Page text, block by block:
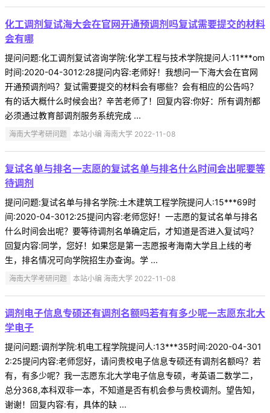
化工调剂复试海大会在官网开通预调剂吗复试需要提交的材料
会有哪
提问问题:化工调剂复试咨询学院:化学工程与技术学院提问人:11***om
时间:2020-04-3012:28提问内容:老师好！我想问一下海大会在官网
开通预调剂吗？复试需要提交的材料会有哪些？会有相应的公告吗？
有的话大概什么时候会出？辛苦老师了！回复内容:你好：所有调剂都
必须通过教育部调剂服务系统完成 ...
海南大学考研问题 本站小编 海南大学 2022-11-08
复试名单与排名一志愿的复试名单与排名什么时间会出呢要等
待调剂
提问问题:复试名单与排名学院:土木建筑工程学院提问人:15***69时
间:2020-04-3012:25提问内容:老师您好！一志愿的复试名单与排名
什么时间会出呢？要等待调剂名单确定后，才知道是否进入复试吗？
回复内容:同学，您好！如果您是第一志愿报考海南大学且上线的考
生，排名情况可向学院招生办查询。学 ...
海南大学考研问题 本站小编 海南大学 2022-11-08
调剂电子信息专硕还有调剂名额吗若有有多少呢一志愿东北大
学电子
提问问题:调剂学院:机电工程学院提问人:13***35时间:2020-04-301
2:25提问内容:老师您好，请问贵校电子信息专硕还有调剂名额吗？若
有，有多少呢？我一志愿东北大学电子信息专硕，考英语二数学二，
总分368,本科双非一本，不知道是否有机会参与贵校调剂。望告知，
谢谢！回复内容:有，具体的缺 ...